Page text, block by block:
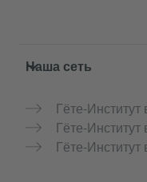
Service- und
Наша сеть
Гёте-Институт
Гёте-
Гёте-